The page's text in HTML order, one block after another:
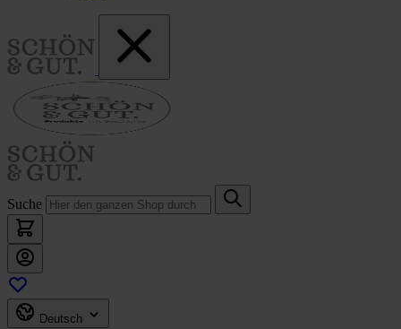
Suche
Deutsch